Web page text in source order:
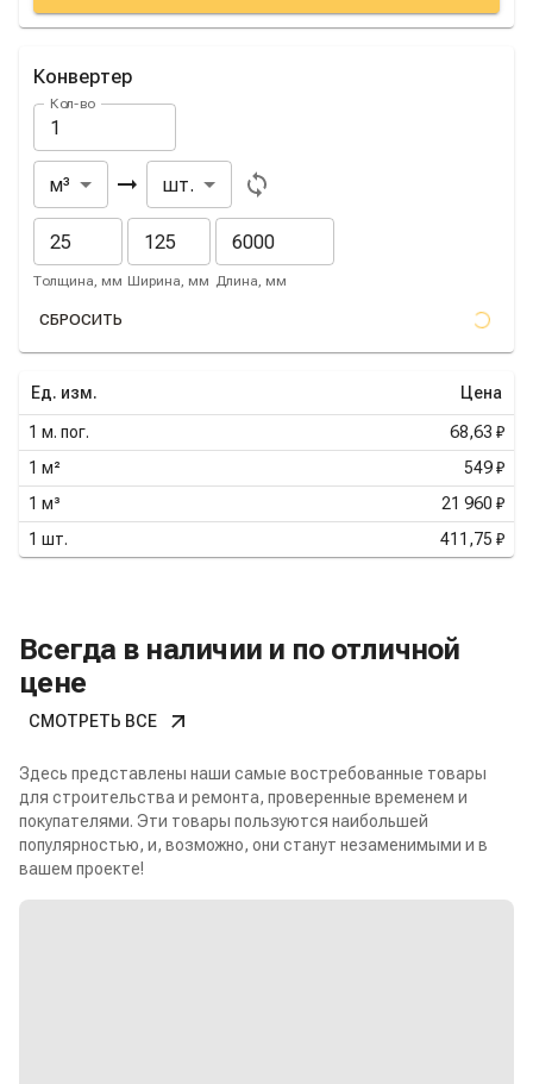
Конвертер
Кол-во
Из
м³
В
шт.
Толщина, мм Ширина, мм Длина, мм
СБРОСИТЬ
Ед. изм. Цена
1 м. пог.
68,63 ₽
1 м²
549 ₽
1 м³
21 960 ₽
1 шт. 411,75 ₽
Всегда в наличии и по отличной
цене
СМОТРЕТЬ ВСЕ
Здесь представлены наши самые востребованные товары
для строительства и ремонта, проверенные временем и
покупателями. Эти товары пользуются наибольшей
популярностью, и, возможно, они станут незаменимыми и в
вашем проекте!